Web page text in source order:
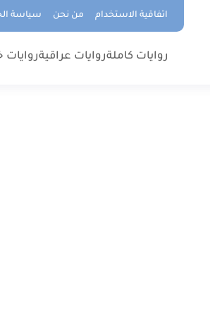
اتفاقية الاستخدام من نحن سياسة
روايات كاملةروايات عراقيةروايات